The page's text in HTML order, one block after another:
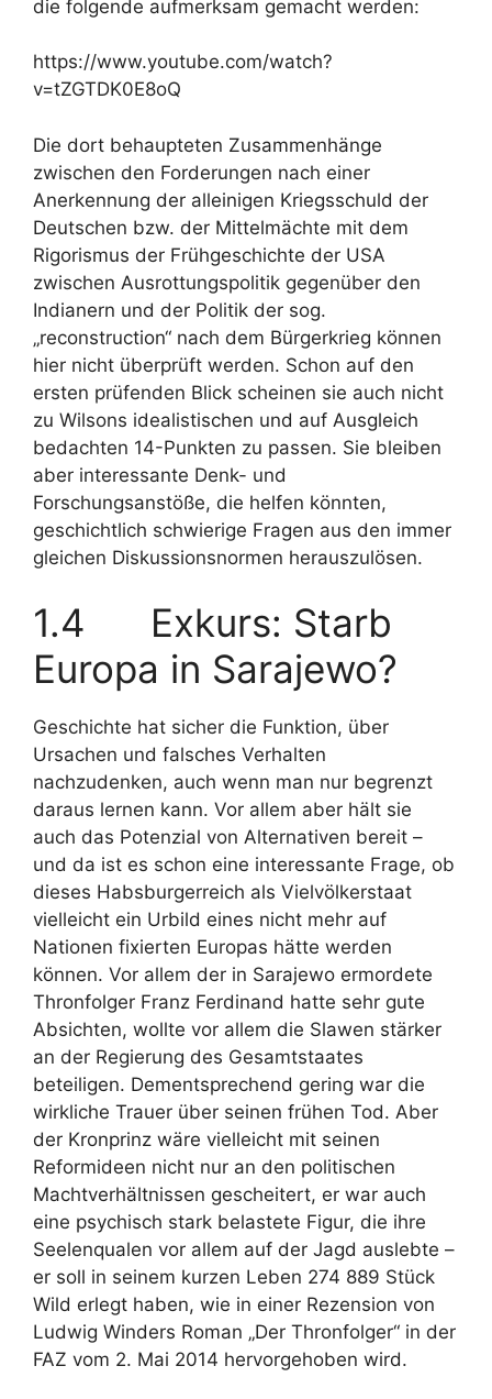
die folgende aufmerksam gemacht werden:
https://www.youtube.com/watch?
v=tZGTDK0E8oQ
Die dort behaupteten Zusammenhänge
zwischen den Forderungen nach einer
Anerkennung der alleinigen Kriegsschuld der
Deutschen bzw. der Mittelmächte mit dem
Rigorismus der Frühgeschichte der USA
zwischen Ausrottungspolitik gegenüber den
Indianern und der Politik der sog.
„reconstruction“ nach dem Bürgerkrieg können
hier nicht überprüft werden. Schon auf den
ersten prüfenden Blick scheinen sie auch nicht
zu Wilsons idealistischen und auf Ausgleich
bedachten 14-Punkten zu passen. Sie bleiben
aber interessante Denk- und
Forschungsanstöße, die helfen könnten,
geschichtlich schwierige Fragen aus den immer
gleichen Diskussionsnormen herauszulösen.
1.4 Exkurs: Starb
Europa in Sarajewo?
Geschichte hat sicher die Funktion, über
Ursachen und falsches Verhalten
nachzudenken, auch wenn man nur begrenzt
daraus lernen kann. Vor allem aber hält sie
auch das Potenzial von Alternativen bereit –
und da ist es schon eine interessante Frage, ob
dieses Habsburgerreich als Vielvölkerstaat
vielleicht ein Urbild eines nicht mehr auf
Nationen fixierten Europas hätte werden
können. Vor allem der in Sarajewo ermordete
Thronfolger Franz Ferdinand hatte sehr gute
Absichten, wollte vor allem die Slawen stärker
an der Regierung des Gesamtstaates
beteiligen. Dementsprechend gering war die
wirkliche Trauer über seinen frühen Tod. Aber
der Kronprinz wäre vielleicht mit seinen
Reformideen nicht nur an den politischen
Machtverhältnissen gescheitert, er war auch
eine psychisch stark belastete Figur, die ihre
Seelenqualen vor allem auf der Jagd auslebte –
er soll in seinem kurzen Leben 274 889 Stück
Wild erlegt haben, wie in einer Rezension von
Ludwig Winders Roman „Der Thronfolger“ in der
FAZ vom 2. Mai 2014 hervorgehoben wird.